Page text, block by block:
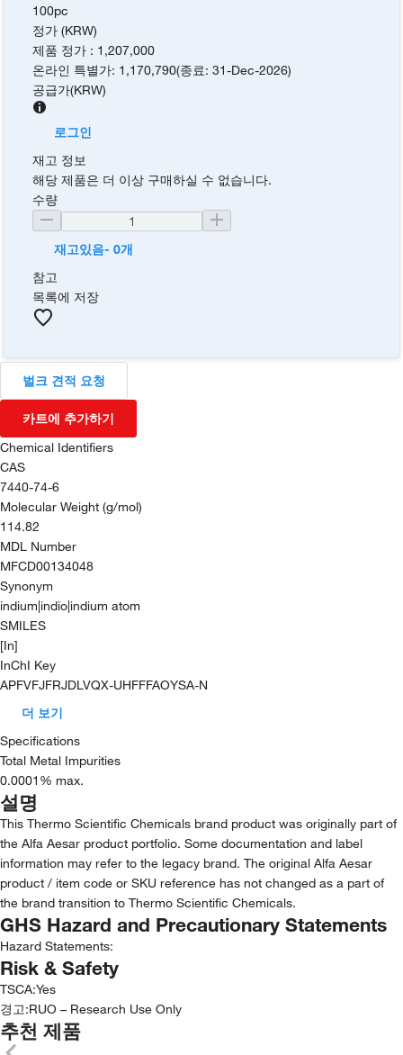
100pc
정가 (KRW)
제품 정가 : 1,207,000
온라인 특별가: 1,170,790(종료:31-Dec-2026)
공급가(KRW)
로그인
재고 정보
해당 제품은 더 이상 구매하실 수 없습니다.
수량
재고있음- 0개
참고
목록에 저장
벌크 견적 요청
카트에 추가하기
Chemical Identifiers
CAS
7440-74-6
Molecular Weight (g/mol)
114.82
MDL Number
MFCD00134048
Synonym
indium|indio|indium atom
SMILES
[In]
InChI Key
APFVFJFRJDLVQX-UHFFFAOYSA-N
더 보기
Specifications
Total Metal Impurities
0.0001% max.
설명
This Thermo Scientific Chemicals brand product was originally part of
the Alfa Aesar product portfolio. Some documentation and label
information may refer to the legacy brand. The original Alfa Aesar
product / item code or SKU reference has not changed as a part of
the brand transition to Thermo Scientific Chemicals.
GHS Hazard and Precautionary Statements
Hazard Statements:
Risk & Safety
TSCA:Yes
경고:RUO – Research Use Only
추천 제품